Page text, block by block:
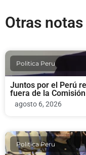
Otras
Politica Peru
Juntos por el Perú
fuera de la
agosto 6, 2026
Politica Peru